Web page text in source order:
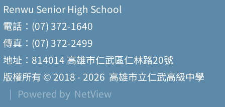
Renwu Senior High School
電話：(07) 372-1640
傳真：(07) 372-2499
地址：814014 高雄市仁武區仁林路20號
版權所有 © 2018 - 2026 高雄市立仁武高級中學
| Powered by NetView